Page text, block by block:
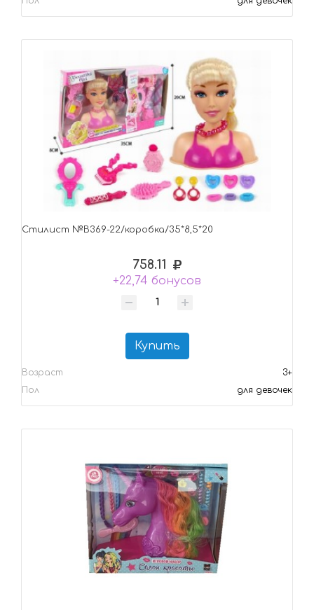
Стилист №B369-22/коробка/35*8,5*20
758.11
+22,74 бонусов
Купить
Возраст
3+
Пол
для девочек